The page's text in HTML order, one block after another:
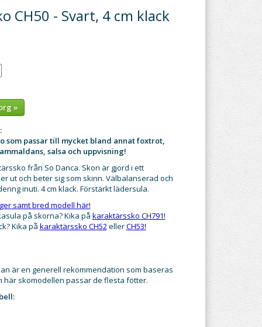
CH50 - Svart, 4 cm klack
»
som passar till mycket bland annat foxtrot,
salsa och uppvisning!
från So Danca. Skon är gjord i ett
ut och beter sig som skinn. Välbalanserad och
inuti. 4 cm klack. Förstärkt lädersula.
samt bred modell här!
på skorna? Kika på karaktärssko CH791!
Kika på karaktärssko CH52 ellerCH53!
är en generell rekommendation som baseras
här skomodellen passar de flesta fötter.